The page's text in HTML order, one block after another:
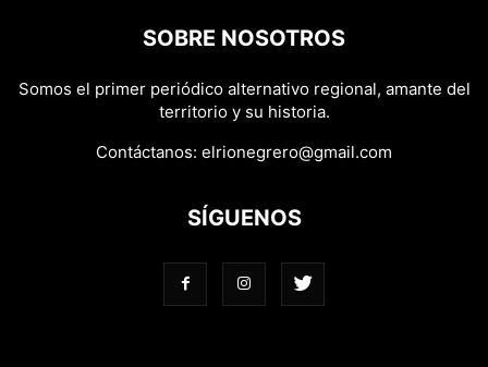
SOBRE NOSOTROS
Somos el primer periódico alternativo regional, amante del
territorio y su historia.
Contáctanos: elrionegrero@gmail.com
SÍGUENOS